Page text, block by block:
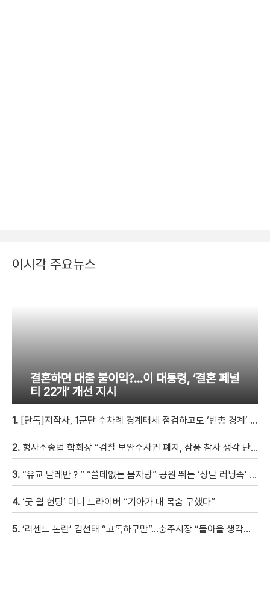
이시각 주요뉴스
결혼하면 대출 불이익?…이 대통령, ‘결혼 페널
티 22개’ 개선 지시
1. [단독]지작사, 1군단 수차례 경계태세 점검하고도 ‘빈총 경계’ 몰랐다
2. 형사소송법 학회장 “검찰 보완수사권 폐지, 삼풍 참사 생각 난다” [현장영상]
3. “유교 탈레반？” “쓸데없는 몸자랑” 공원 뛰는 ‘상탈 러닝족’ 갑론을박 [자막뉴스]
4. ‘굿 윌 헌팅’ 미니 드라이버 “기아가 내 목숨 구했다”
5. ‘리센느 논란’ 김선태 “고독하구만”…충주시장 “돌아올 생각은?”